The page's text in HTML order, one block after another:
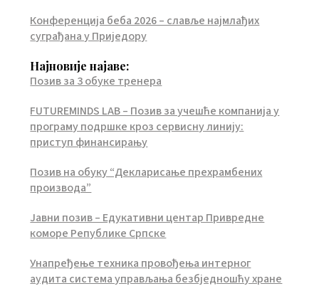
Конференција беба 2026 – славље најмлађих
суграђана у Приједору
Најновије најаве:
Позив за 3 обуке тренера
FUTUREMINDS LAB – Позив за учешће компанија у
програму подршке кроз сервисну линију:
приступ финансирању
Позив на обуку “Декларисање прехрамбених
производа”
Јавни позив – Едукативни центар Привредне
коморе Републике Српске
Унапређење техника провођења интерног
аудита система управљања безбједношћу хране